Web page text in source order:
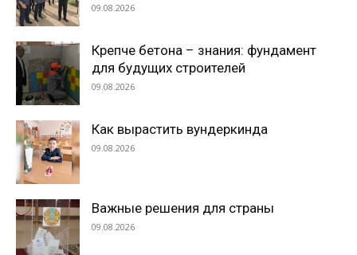
09.08.2026
Крепче бетона – знания: фундамент
для будущих строителей
09.08.2026
Как вырастить вундеркинда
09.08.2026
Важные решения для страны
09.08.2026